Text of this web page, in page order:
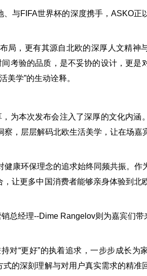
FIFA世界杯的深度携手，ASKO正
，更有其源自北欧的深厚人文精神
考验的品质，是不妥协的设计，更是
美学”的生动诠释。
本次发布会注入了深厚的文化内涵
，层层解码北欧生活美学，让在场嘉
环保理念的追求始终同频共振。作
让更多中国消费者能够亲身体验到北
经理--Dime Rangelov则为嘉宾们带
“更好”的执着追求，一步步成长为家
的深刻理解与对用户真实需求的精准